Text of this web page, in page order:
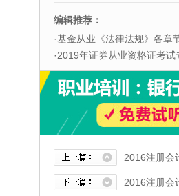
编辑推荐：
·基金从业《法律法规》各章
·2019年证券从业资格证考试专
2016注册会
2016注册会